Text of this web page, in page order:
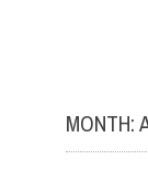
MONTH: